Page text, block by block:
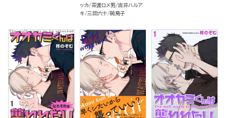
ッカ 茶渡ロメ男 吉井ハルア
キ 三田六十 碗島子